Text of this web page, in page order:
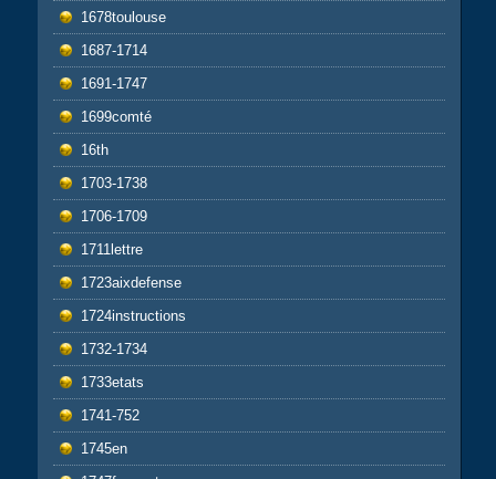
1678toulouse
1687-1714
1691-1747
1699comté
16th
1703-1738
1706-1709
1711lettre
1723aixdefense
1724instructions
1732-1734
1733etats
1741-752
1745en